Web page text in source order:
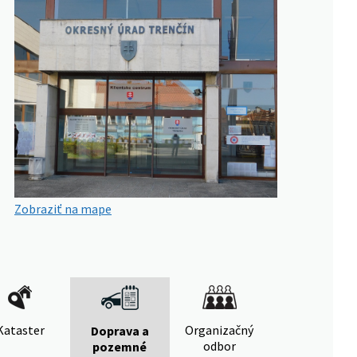
Zobraziť na mape
Doprava a
pozemné
Organizačný
odbor